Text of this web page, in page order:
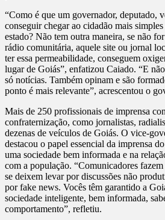
“Como é que um governador, deputado,
conseguir chegar ao cidadão mais
estado? Não tem outra maneira, se não
rádio comunitária, aquele site ou jornal
ter essa permeabilidade, conseguem
lugar de Goiás”, enfatizou Caiado. “E
só notícias. Também opinam e são
ponto é mais relevante”, acrescentou o
Mais de 250 profissionais de imprensa
confraternização, como jornalistas,
dezenas de veículos de Goiás. O vice-
destacou o papel essencial da imprensa
uma sociedade bem informada e na
com a população. “Comunicadores
se deixem levar por discussões não
por fake news. Vocês têm garantido a
sociedade inteligente, bem informada,
comportamento”, refletiu.